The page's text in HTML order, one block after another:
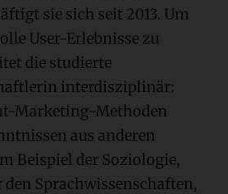
sie sich seit 2013. Um
User-Erlebnisse zu
die studierte
interdisziplinär:
Marketing-Methoden
aus anderen
Beispiel der Soziologie,
den Sprachwissenschaften,